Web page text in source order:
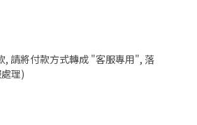
請將付款方式轉成 "客服專用", 落
理)